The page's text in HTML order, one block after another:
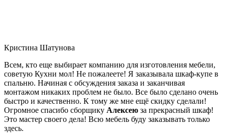
Кристина Шатунова
Всем, кто еще выбирает компанию для изготовления мебели,
советую Кухни мол! Не пожалеете! Я заказывала шкаф-купе в
спальню. Начиная с обсуждения заказа и заканчивая
монтажом никаких проблем не было. Все было сделано очень
быстро и качественно. К тому же мне ещё скидку сделали!
Огромное спасибо сборщику Алексею за прекрасный шкаф!
Это мастер своего дела! Всю мебель буду заказывать только
здесь.